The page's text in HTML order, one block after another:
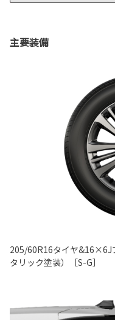
主要装備
205/60R16タイヤ&16×6J
タリック塗装）［S-G］